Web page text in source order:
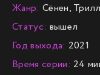
Жанр: Сёнен,
Статус: вышел
Год выхода: 2021
Время серии: 24